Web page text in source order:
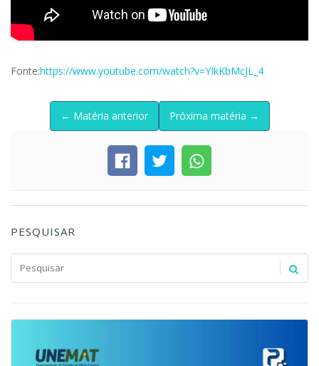
Fonte:https://www.youtube.com/watch?v=YIkKbMcJL_4
← Matéria anterior Próxima matéria →
PESQUISAR